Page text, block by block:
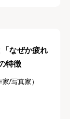
なぜか疲れ
特徴
/写真家）